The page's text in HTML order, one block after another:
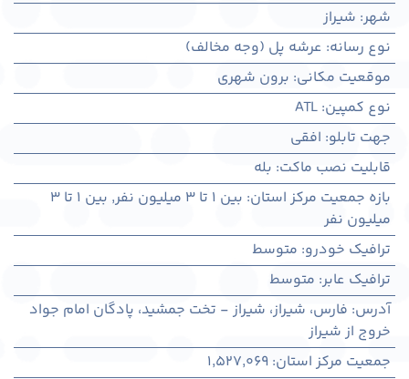
شهر: شيراز
نوع رسانه: عرشه پل (وجه مخالف)
موقعیت مکانی: برون شهری
نوع کمپین:
ATL
جهت تابلو: افقی
قابلیت نصب ماکت: بله
بازه جمعیت مرکز استان: بین ۱ تا ۳ میلیون نفر ,
بین ۱ تا ۳
میلیون نفر
ترافیک خودرو: متوسط
ترافیک عابر: متوسط
آدرس: فارس، شيراز، شیراز - تخت جمشید، پادگان امام جواد
خروج از شیراز
جمعیت مرکز استان:
1,527,069